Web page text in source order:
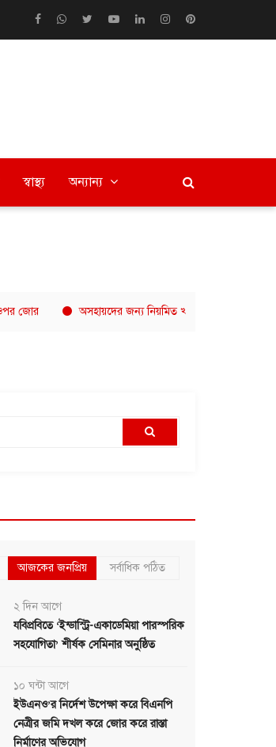
স্বাস্থ্য অন্যান্য
অসহায়দের জন্য নিয়মিত খাবার বিতরণ, নীরবে কাজ করছে
আজকের জনপ্রিয় সর্বাধিক পঠিত
২ দিন আগে
যবিপ্রবিতে ‘ইন্ডাস্ট্রি-একাডেমিয়া পারস্পরিক
সহযোগিতা’ শীর্ষক সেমিনার অনুষ্ঠিত
১০ ঘন্টা আগে
ইউএনও’র নির্দেশ উপেক্ষা করে বিএনপি
নেত্রীর জমি দখল করে জোর করে রাস্তা
নির্মাণের অভিযোগ